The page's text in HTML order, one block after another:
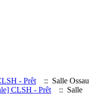
- Prêt
:: Salle Ossau
CLSH - Prêt
:: Salle